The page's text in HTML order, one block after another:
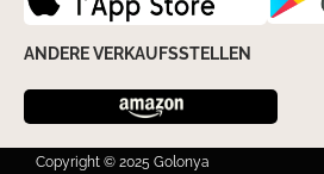
ANDERE VERKAUFSSTELLEN
Copyright © 2025 Golonya